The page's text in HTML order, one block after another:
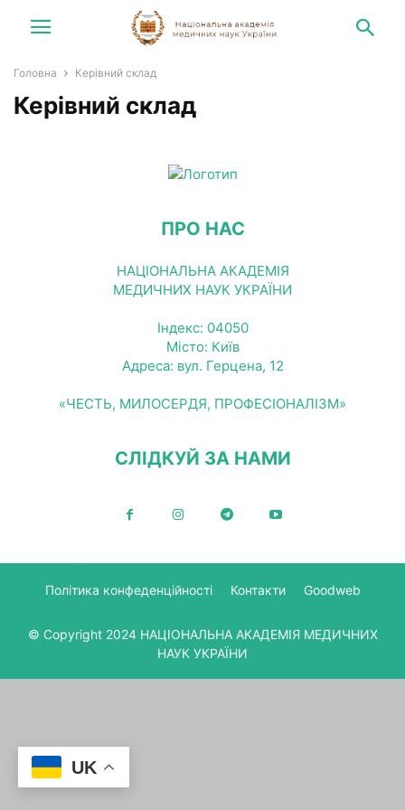
Головна Керівний склад
Керівний склад
ПРО НАС
НАЦІОНАЛЬНА АКАДЕМІЯ
МЕДИЧНИХ НАУК УКРАЇНИ
Індекс: 04050
Місто: Київ
Адреса: вул. Герцена, 12
«ЧЕСТЬ, МИЛОСЕРДЯ, ПРОФЕСІОНАЛІЗМ»
СЛІДКУЙ ЗА НАМИ
Політика конфеденційності Контакти Goodweb
© Copyright 2024 НАЦІОНАЛЬНА АКАДЕМІЯ МЕДИЧНИХ
НАУК УКРАЇНИ
UK